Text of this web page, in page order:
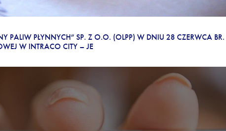
PALIW PŁYNNYCH” SP. Z O.O. (OLPP) W DNIU 28 CZERWCA BR.
W INTRACO CITY – JE